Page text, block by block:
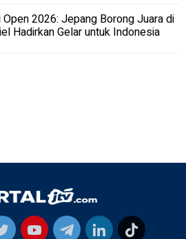
2026: Jepang Borong Juara di
Hadirkan Gelar untuk Indonesia